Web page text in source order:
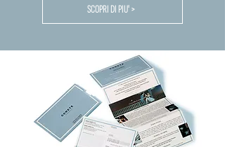
SCOPRI DI PIU' >